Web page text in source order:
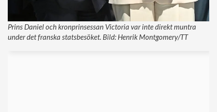
Prins Daniel och kronprinsessan Victoria var inte direkt muntra
under det franska statsbesöket. Bild: Henrik Montgomery/TT